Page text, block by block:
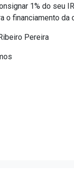
1% do seu
o financiamento da
Pereira